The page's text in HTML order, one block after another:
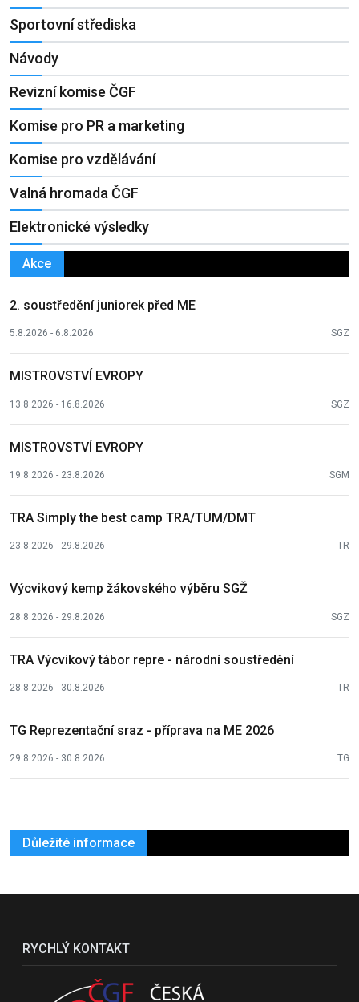
Sportovní střediska
Návody
Revizní komise ČGF
Komise pro PR a marketing
Komise pro vzdělávání
Valná hromada ČGF
Elektronické výsledky
Akce
2. soustředění juniorek před ME
5.8.2026 - 6.8.2026 SGZ
MISTROVSTVÍ EVROPY
13.8.2026 - 16.8.2026 SGZ
MISTROVSTVÍ EVROPY
19.8.2026 - 23.8.2026 SGM
TRA Simply the best camp TRA/TUM/DMT
23.8.2026 - 29.8.2026 TR
Výcvikový kemp žákovského výběru SGŽ
28.8.2026 - 29.8.2026 SGZ
TRA Výcvikový tábor repre - národní soustředění
28.8.2026 - 30.8.2026 TR
TG Reprezentační sraz - příprava na ME 2026
29.8.2026 - 30.8.2026 TG
Důležité informace
RYCHLÝ KONTAKT